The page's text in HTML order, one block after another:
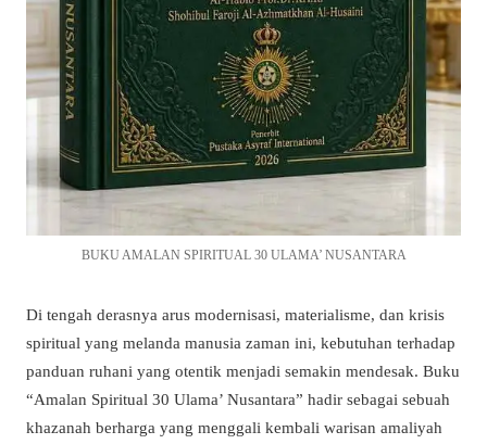
BUKU AMALAN SPIRITUAL 30 ULAMA’ NUSANTARA
Di tengah derasnya arus modernisasi, materialisme, dan krisis
spiritual yang melanda manusia zaman ini, kebutuhan terhadap
panduan ruhani yang otentik menjadi semakin mendesak. Buku
“Amalan Spiritual 30 Ulama’ Nusantara” hadir sebagai sebuah
khazanah berharga yang menggali kembali warisan amaliyah